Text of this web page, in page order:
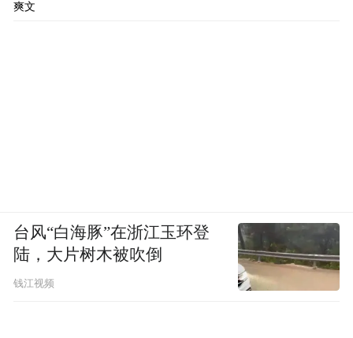
爽文
台风“白海豚”在浙江玉环登
陆，大片树木被吹倒
钱江视频